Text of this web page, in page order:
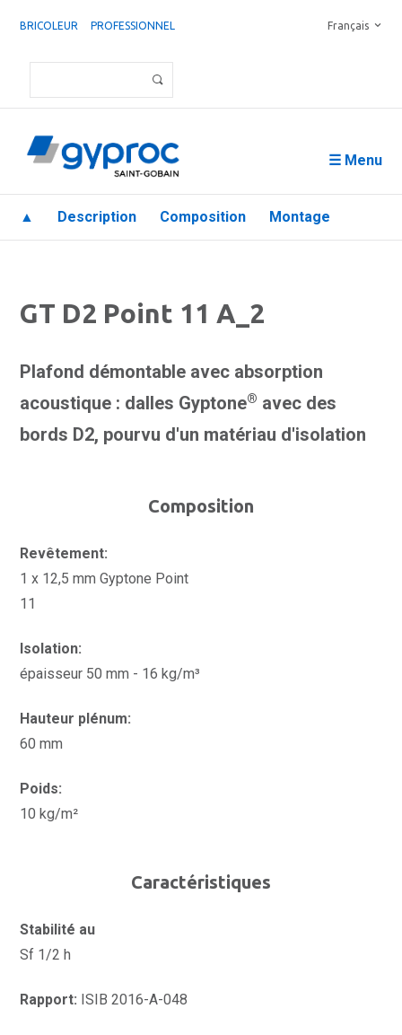
BRICOLEUR PROFESSIONNEL Français
☰ Menu
▲ Description Composition Montage
GT D2 Point 11 A_2
Plafond démontable avec absorption
acoustique : dalles Gyptone® avec des
bords D2, pourvu d'un matériau d'isolation
Composition
Revêtement:
1 x 12,5 mm Gyptone Point
11
Isolation:
épaisseur 50 mm - 16 kg/m³
Hauteur plénum:
60 mm
Poids:
10 kg/m²
Caractéristiques
Stabilité au
Sf 1/2 h
Rapport: ISIB 2016-A-048